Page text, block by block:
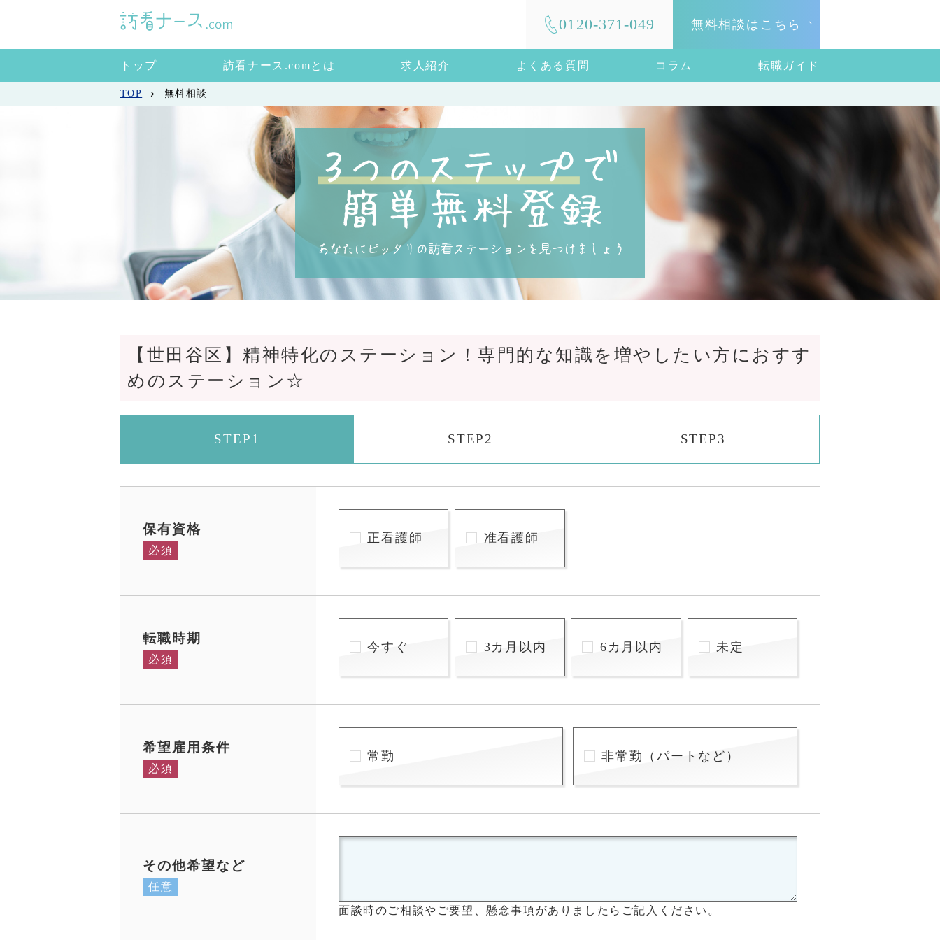
0120-371-049 無料相談はこちら
トップ 訪看ナース.comとは 求人紹介 よくある質問 コラム 転職ガイド
TOP 無料相談
【世田谷区】精神特化のステーション！専門的な知識を増やしたい方におすす
めのステーション☆
STEP1 STEP2 STEP3
保有資格
必須
正看護師 准看護師
転職時期
必須
今すぐ 3カ月以内 6カ月以内 未定
希望雇用条件
必須
常勤 非常勤（パートなど）
その他希望など
任意
面談時のご相談やご要望、懸念事項がありましたらご記入ください。